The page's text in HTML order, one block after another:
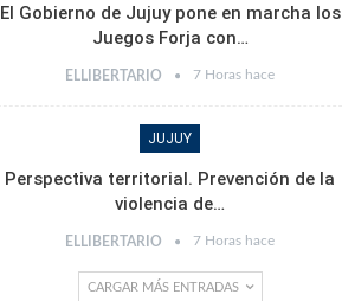
El Gobierno de Jujuy pone en marcha los
Juegos Forja con…
ELLIBERTARIO 7 Horas hace
JUJUY
Perspectiva territorial. Prevención de la
violencia de…
ELLIBERTARIO 7 Horas hace
CARGAR MÁS ENTRADAS